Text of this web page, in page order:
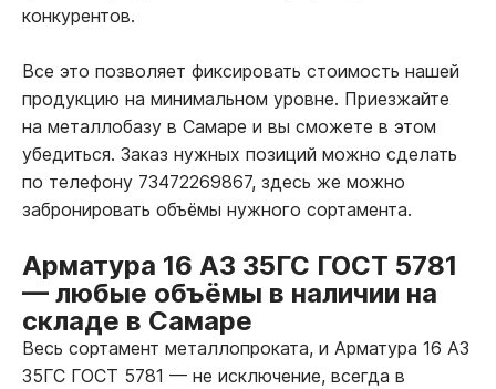
конкурентов.
Все это позволяет фиксировать стоимость нашей
продукцию на минимальном уровне. Приезжайте
на металлобазу в Самаре и вы сможете в этом
убедиться. Заказ нужных позиций можно сделать
по телефону 73472269867, здесь же можно
забронировать объёмы нужного сортамента.
Арматура 16 А3 35ГС ГОСТ 5781
— любые объёмы в наличии на
складе в Самаре
Весь сортамент металлопроката, и Арматура 16 А3
35ГС ГОСТ 5781 — не исключение, всегда в